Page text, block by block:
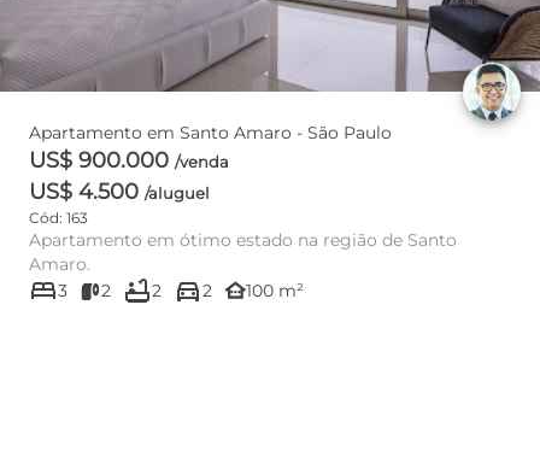
Apartamento em Santo Amaro - São Paulo
US$ 900.000 /venda
US$ 4.500 /aluguel
Cód: 163
Apartamento em ótimo estado na região de Santo
Amaro.
bed3 2 bathtub2 directions_car2 other_houses100 m²